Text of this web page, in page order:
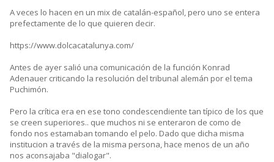
A veces lo hacen en un mix de catalán-español, pero uno se entera
prefectamente de lo que quieren decir.
https://www.dolcacatalunya.com/
Antes de ayer salió una comunicación de la función Konrad
Adenauer criticando la resolución del tribunal alemán por el tema
Puchimón.
Pero la crítica era en ese tono condescendiente tan típico de los que
se creen superiores.. que muchos ni se enteraron de como de
fondo nos estamaban tomando el pelo. Dado que dicha misma
institucion a través de la misma persona, hace menos de un año
nos aconsajaba "dialogar".